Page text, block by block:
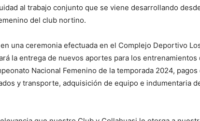
al trabajo conjunto que se viene desarrollando
del club nortino.
una ceremonia efectuada en el Complejo Deportivo
la entrega de nuevos aportes para los entrenamientos
Nacional Femenino de la temporada 2024, pagos
y transporte, adquisición de equipo e indumentaria